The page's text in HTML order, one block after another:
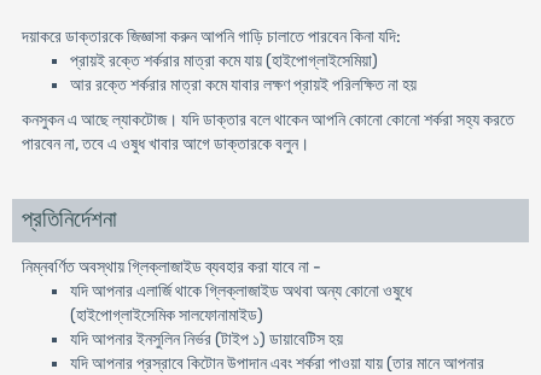
দয়াকরে ডাক্তারকে জিজ্ঞাসা করুন আপনি গাড়ি চালাতে পারবেন কিনা যদি:
প্রায়ই রক্তে শর্করার মাত্রা কমে যায় (হাইপোগ্লাইসেমিয়া)
আর রক্তে শর্করার মাত্রা কমে যাবার লক্ষণ প্রায়ই পরিলক্ষিত না হয়
কনসুকন এ আছে ল্যাকটোজ। যদি ডাক্তার বলে থাকেন আপনি কোনো কোনো শর্করা সহ্য করতে
পারবেন না, তবে এ ওষুধ খাবার আগে ডাক্তারকে বলুন।
প্রতিনির্দেশনা
নিম্নবর্ণিত অবস্থায় গ্লিক্লাজাইড ব্যবহার করা যাবে না -
যদি আপনার এলার্জি থাকে গ্লিক্লাজাইড অথবা অন্য কোনো ওষুধে
(হাইপোগ্লাইসেমিক সালফোনামাইড)
যদি আপনার ইনসুলিন নির্ভর (টাইপ ১) ডায়াবেটিস হয়
যদি আপনার প্রস্রাবে কিটোন উপাদান এবং শর্করা পাওয়া যায় (তার মানে আপনার